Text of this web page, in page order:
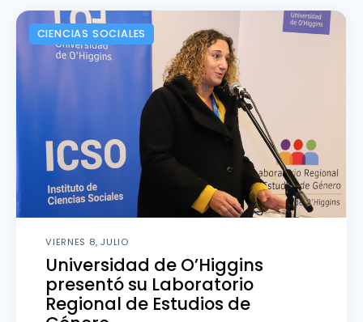
CIENCIAS SOCIALES
VIERNES 8, JULIO
Universidad de O’Higgins
presentó su Laboratorio
Regional de Estudios de